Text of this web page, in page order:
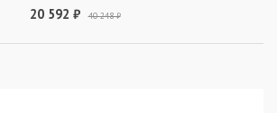
20 592 ₽ 40 248 ₽